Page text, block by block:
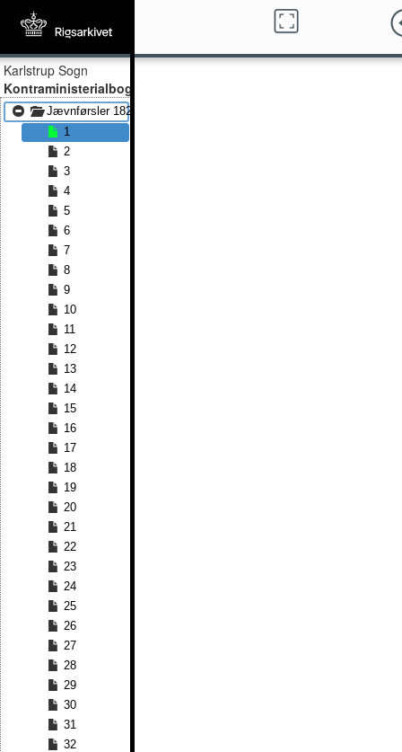
Karlstrup Sogn
Kontraministerialbog
Jævnførsler 1826 - Jævnførsler 1844
1
2
3
4
5
6
7
8
9
10
11
12
13
14
15
16
17
18
19
20
21
22
23
24
25
26
27
28
29
30
31
32